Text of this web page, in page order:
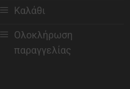
Καλάθι
Ολοκλήρωση
παραγγελίας